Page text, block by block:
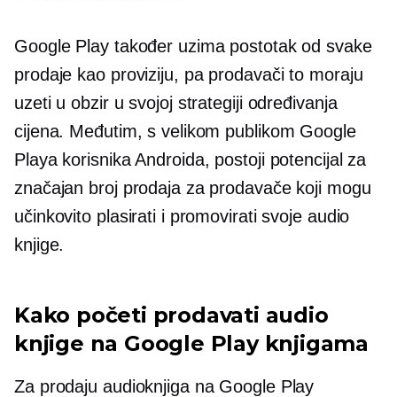
Google Play također uzima postotak od svake
prodaje kao proviziju, pa prodavači to moraju
uzeti u obzir u svojoj strategiji određivanja
cijena. Međutim, s velikom publikom Google
Playa korisnika Androida, postoji potencijal za
značajan broj prodaja za prodavače koji mogu
učinkovito plasirati i promovirati svoje audio
knjige.
Kako početi prodavati audio
knjige na Google Play knjigama
Za prodaju audioknjiga na Google Play